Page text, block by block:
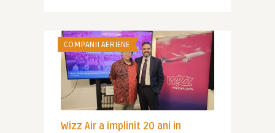
COMPANII AERIENE
Wizz Air a implinit 20 ani in